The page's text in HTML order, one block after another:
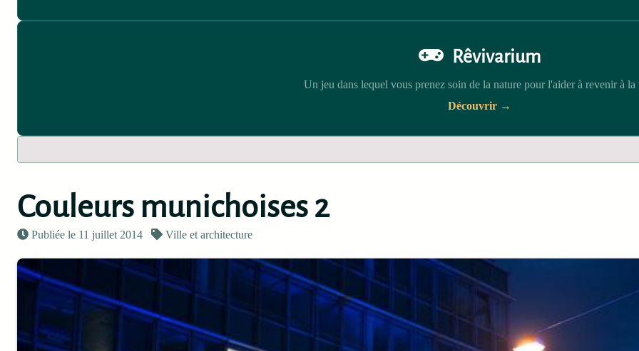
Rêvivarium
Un jeu dans lequel vous prenez soin de la nature pour l'aider à revenir à la
Découvrir →
Couleurs munichoises 2
Publiée le 11 juillet 2014 Ville et architecture